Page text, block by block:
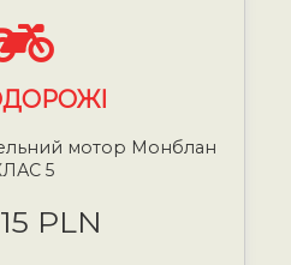
мотор Монблан
5
PLN